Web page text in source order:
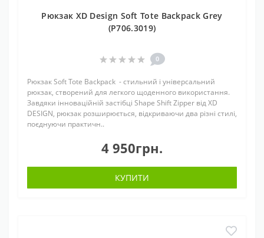
Рюкзак XD Design Soft Tote Backpack Grey
(P706.3019)
0
Рюкзак Soft Tote Backpack - стильний і універсальний
рюкзак, створений для легкого щоденного використання.
Завдяки інноваційній застібці Shape Shift Zipper від XD
DESIGN, рюкзак розширюється, відкриваючи два різні стилі,
поєднуючи практичн..
4 950грн.
КУПИТИ